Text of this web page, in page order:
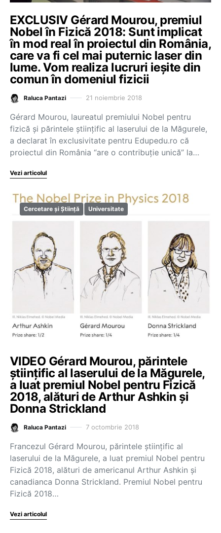
EXCLUSIV Gérard Mourou, premiul
Nobel în Fizică 2018: Sunt implicat
în mod real în proiectul din România,
care va fi cel mai puternic laser din
lume. Vom realiza lucruri ieșite din
comun în domeniul fizicii
Raluca Pantazi 21 noiembrie 2018
Gérard Mourou, laureatul premiului Nobel pentru
fizică și părintele științific al laserului de la Măgurele,
a declarat în exclusivitate pentru Edupedu.ro că
proiectul din România “are o contribuție unică” la…
Vezi articolul
Cercetare și Știință Universitate
VIDEO Gérard Mourou, părintele
științific al laserului de la Măgurele,
a luat premiul Nobel pentru Fizică
2018, alături de Arthur Ashkin și
Donna Strickland
Raluca Pantazi 7 octombrie 2018
Francezul Gérard Mourou, părintele științific al
laserului de la Măgurele, a luat premiul Nobel pentru
Fizică 2018, alături de americanul Arthur Ashkin şi
canadianca Donna Strickland. Premiul Nobel pentru
Fizică 2018…
Vezi articolul